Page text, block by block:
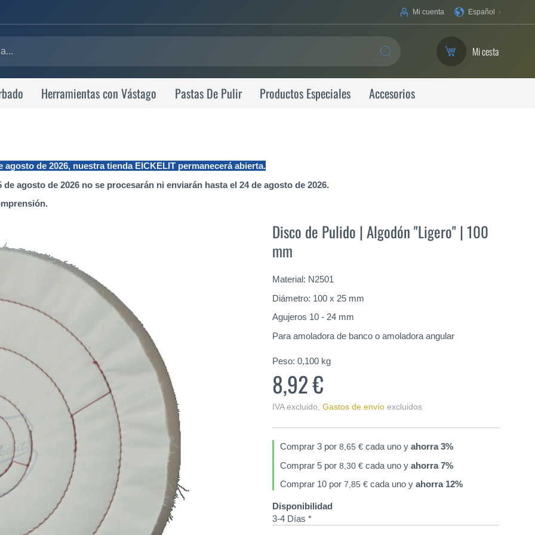
Su
Español
Mi cuenta
SEARCH Mi cesta
Herramientas con Vástago Pastas De Pulir Productos Especiales Accesorios
de 2026, nuestra tienda EICKELIT permanecerá abierta.
agosto de 2026 no se procesarán ni enviarán hasta el 24 de agosto de 2026.
Disco de Pulido | Algodón "Ligero" | 100
mm
Material: N2501
Diámetro: 100 x 25 mm
Agujeros 10 - 24 mm
Para amoladora de banco o amoladora angular
Peso: 0,100 kg
8,92 €
IVA excluido Gastos de envío excluidos
Comprar 3 por 8,65 € cada uno y ahorra3%
Comprar 5 por 8,30 € cada uno y ahorra7%
Comprar 10 por 7,85 € cada uno y ahorra 12%
Disponibilidad
3-4 Días *